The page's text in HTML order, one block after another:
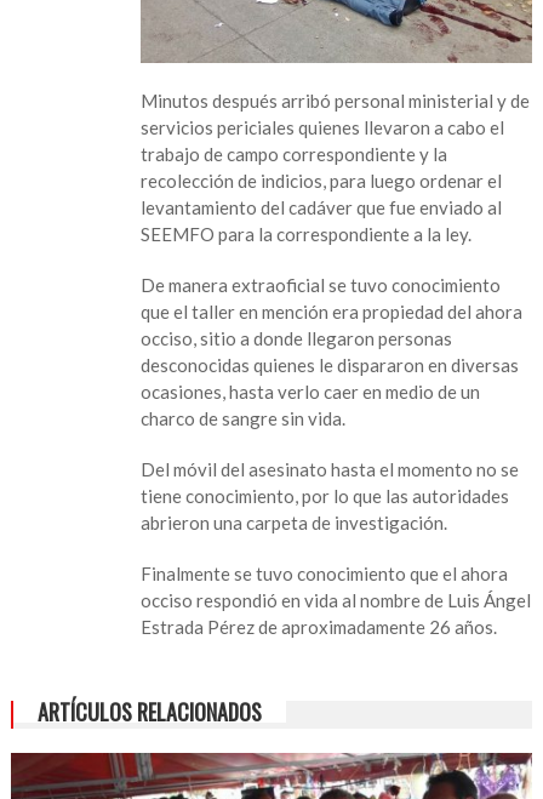
Minutos después arribó personal ministerial y de
servicios periciales quienes llevaron a cabo el
trabajo de campo correspondiente y la
recolección de indicios, para luego ordenar el
levantamiento del cadáver que fue enviado al
SEEMFO para la correspondiente a la ley.
De manera extraoficial se tuvo conocimiento
que el taller en mención era propiedad del ahora
occiso, sitio a donde llegaron personas
desconocidas quienes le dispararon en diversas
ocasiones, hasta verlo caer en medio de un
charco de sangre sin vida.
Del móvil del asesinato hasta el momento no se
tiene conocimiento, por lo que las autoridades
abrieron una carpeta de investigación.
Finalmente se tuvo conocimiento que el ahora
occiso respondió en vida al nombre de Luis Ángel
Estrada Pérez de aproximadamente 26 años.
ARTÍCULOS RELACIONADOS